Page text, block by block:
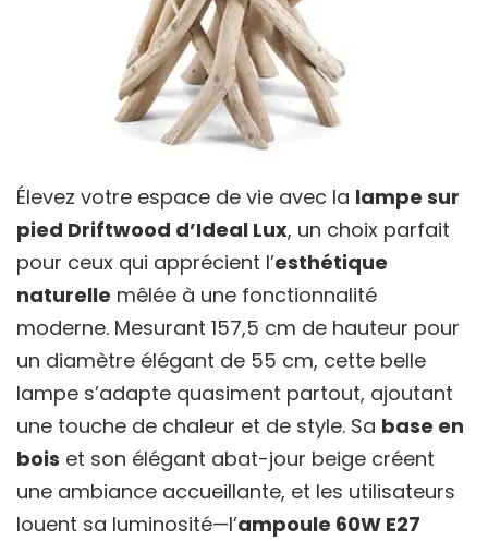
Élevez votre espace de vie avec la lampe sur
pied Driftwood d’Ideal Lux, un choix parfait
pour ceux qui apprécient l’esthétique
naturelle mêlée à une fonctionnalité
moderne. Mesurant 157,5 cm de hauteur pour
un diamètre élégant de 55 cm, cette belle
lampe s’adapte quasiment partout, ajoutant
une touche de chaleur et de style. Sa base en
bois et son élégant abat-jour beige créent
une ambiance accueillante, et les utilisateurs
louent sa luminosité—l’ampoule 60W E27